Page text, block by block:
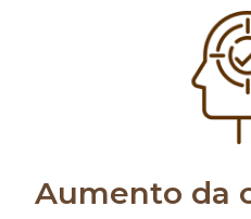
Aumento da